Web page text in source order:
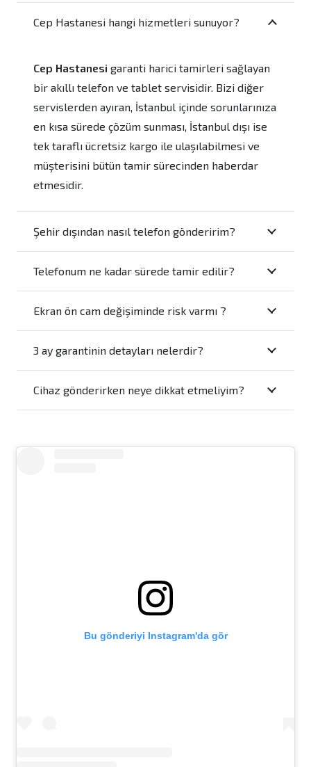
Cep Hastanesi hangi hizmetleri sunuyor?
Cep Hastanesi garanti harici tamirleri sağlayan
bir akıllı telefon ve tablet servisidir. Bizi diğer
servislerden ayıran, İstanbul içinde sorunlarınıza
en kısa sürede çözüm sunması, İstanbul dışı ise
tek taraflı ücretsiz kargo ile ulaşılabilmesi ve
müşterisini bütün tamir sürecinden haberdar
etmesidir.
Şehir dışından nasıl telefon gönderirim?
Telefonum ne kadar sürede tamir edilir?
Ekran ön cam değişiminde risk varmı ?
3 ay garantinin detayları nelerdir?
Cihaz gönderirken neye dikkat etmeliyim?
Bu gönderiyi Instagram'da gör